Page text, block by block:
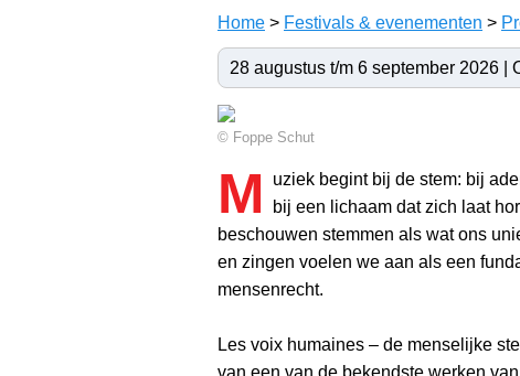
Home > Festivals & evenementen >
28 augustus t/m 6 september 2026 |
© Foppe Schut
M
uziek begint bij de stem: bij
bij een lichaam dat zich laat
beschouwen stemmen als wat ons
en zingen voelen we aan als een
mensenrecht.
Les voix humaines – de menselijke
van een van de bekendste werken